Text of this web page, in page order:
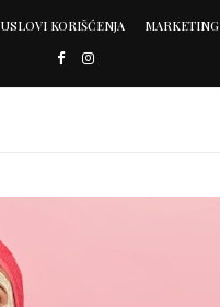
USLOVI KORIŠĆENJA MARKETING